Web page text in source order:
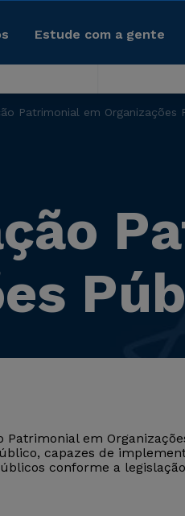
Estude com a gente
Patrimonial em Organizações
Patrimonial em
capazes de
conforme a